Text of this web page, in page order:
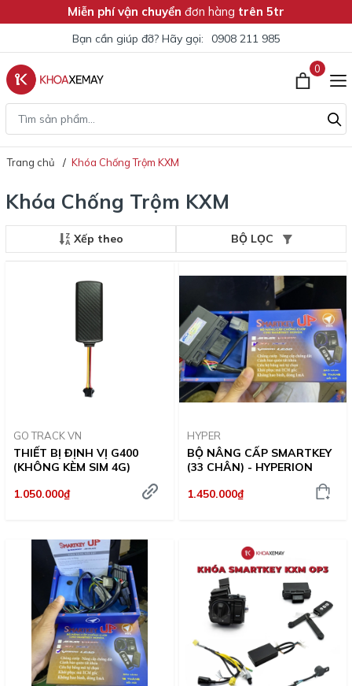
Miễn phí vận chuyển đơn hàng trên 5tr
Bạn cần giúp đỡ? Hãy gọi: 0908 211 985
0
Trang chủ Khóa Chống Trộm KXM
Khóa Chống Trộm KXM
Xếp theo BỘ LỌC
GO TRACK VN
THIẾT BỊ ĐỊNH VỊ G400
(KHÔNG KÈM SIM 4G)
1.050.000₫
HYPER
BỘ NÂNG CẤP SMARTKEY
(33 CHÂN) - HYPERION
1.450.000₫